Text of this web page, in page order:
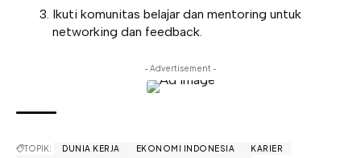
Ikuti komunitas belajar dan mentoring untuk
networking dan feedback.
- Advertisement -
TOPIK: DUNIA KERJA EKONOMI INDONESIA
KARIER